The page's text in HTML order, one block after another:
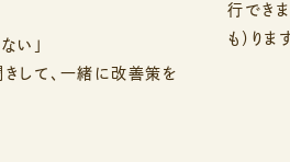
い」
して、一緒に改善策を
行でき
も）りま